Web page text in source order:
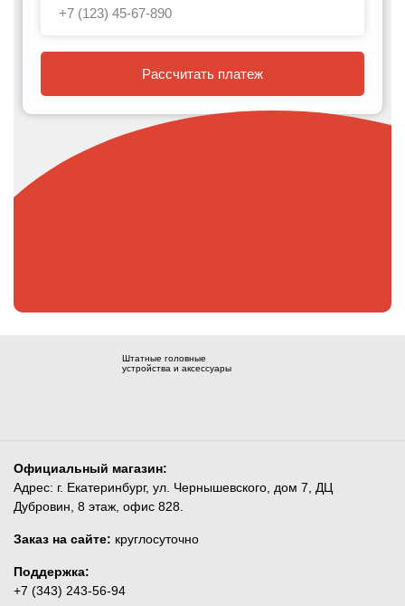
Рассчитать платеж
Штатные головные
устройства и аксессуары
Официальный магазин:
Адрес: г. Екатеринбург, ул. Чернышевского, дом 7, ДЦ
Дубровин, 8 этаж, офис 828.
Заказ на сайте: круглосуточно
Поддержка:
+7 (343) 243-56-94